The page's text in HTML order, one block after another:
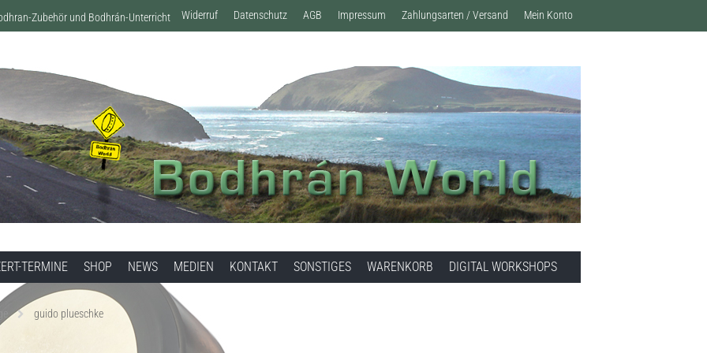
Zubehör und Bodhrán-Unterricht Widerruf Datenschutz AGB Impressum Zahlungsarten / Versand Mein Konto
TERMINE SHOP NEWS MEDIEN KONTAKT SONSTIGES WARENKORB DIGITAL WORKSHOPS
guido plueschke